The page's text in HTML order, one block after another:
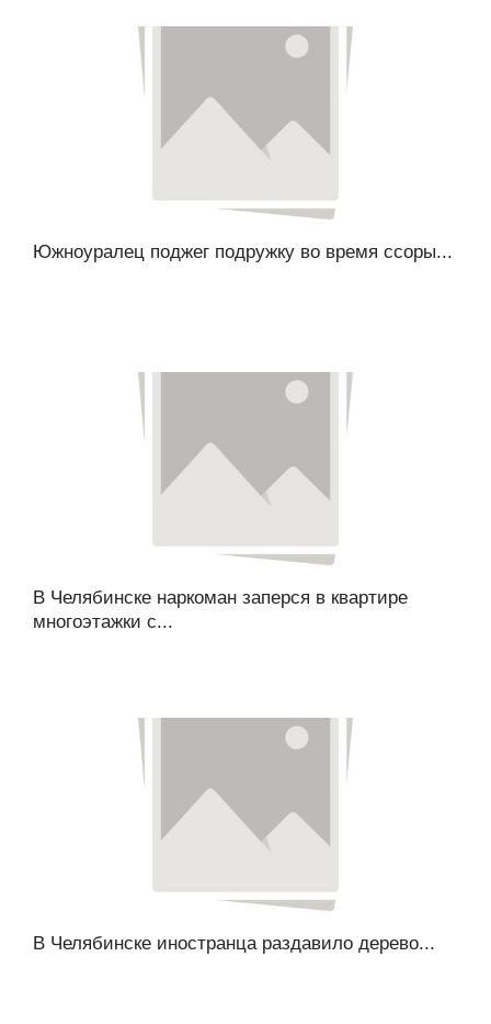
Южноуралец поджег подружку во время ссоры...
В Челябинске наркоман заперся в квартире
многоэтажки с...
В Челябинске иностранца раздавило дерево...